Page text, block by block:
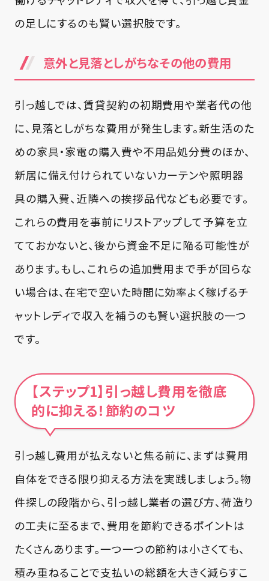
の足しにするのも賢い選択肢です。
意外と見落としがちなその他の費用
引っ越しでは、賃貸契約の初期費用や業者代の他
に、見落としがちな費用が発生します。新生活のた
めの家具・家電の購入費や不用品処分費のほか、
新居に備え付けられていないカーテンや照明器
具の購入費、近隣への挨拶品代なども必要です。
これらの費用を事前にリストアップして予算を立
てておかないと、後から資金不足に陥る可能性が
あります。もし、これらの追加費用まで手が回らな
い場合は、在宅で空いた時間に効率よく稼げるチ
ャットレディで収入を補うのも賢い選択肢の一つ
です。
【ステップ1】引っ越し費用を徹底
的に抑える！節約のコツ
引っ越し費用が払えないと焦る前に、まずは費用
自体をできる限り抑える方法を実践しましょう。物
件探しの段階から、引っ越し業者の選び方、荷造り
の工夫に至るまで、費用を節約できるポイントは
たくさんあります。一つ一つの節約は小さくても、
積み重ねることで支払いの総額を大きく減らすこ